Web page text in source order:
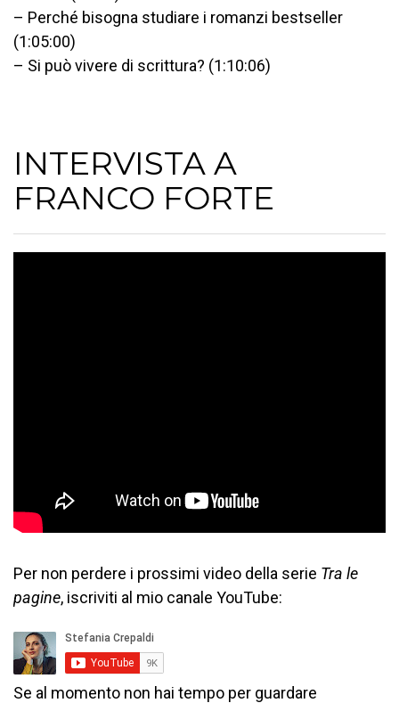
– Perché bisogna studiare i romanzi bestseller
(1:05:00)
– Si può vivere di scrittura? (1:10:06)
INTERVISTA A
FRANCO FORTE
Per non perdere i prossimi video della serie Tra le
pagine, iscriviti al mio canale YouTube:
Se al momento non hai tempo per guardare